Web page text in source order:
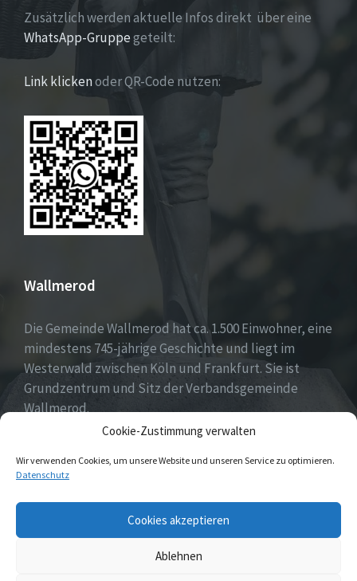
Cookie-Zustimmung verwalten
Wir verwenden Cookies, um unsere Website und unseren Service zu optimieren.
Datenschutz
Cookies akzeptieren
Ablehnen
Zusätzlich werden aktuelle Infos direkt über eine
WhatsApp-Gruppegeteilt:
Link klickenoder QR-Code nutzen:
Wallmerod
Die Gemeinde Wallmerod hat ca. 1.500 Einwohner, eine
mindestens 745-jährige Geschichte und liegt im
Westerwald zwischen Köln und Frankfurt. Sie ist
Grundzentrum und Sitz der Verbandsgemeinde
Wallmerod.